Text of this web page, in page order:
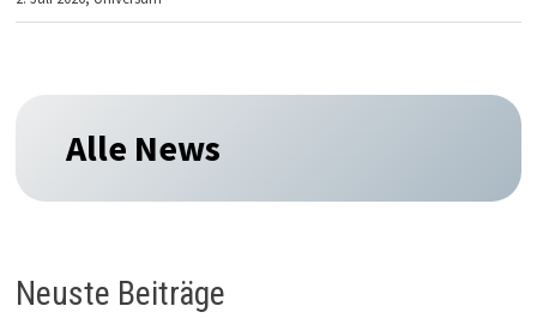
Alle News
Neuste Beiträge